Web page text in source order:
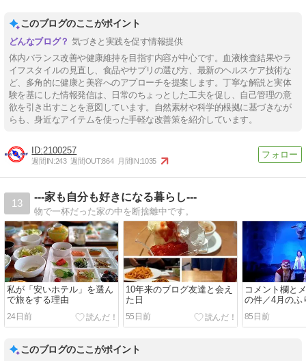
このブログのここがポイント
気づきと実践を促す情報提供
体内バランス改善や健康維持を目指す内容が中心です。血液検査結果やラ
イフスタイルの見直し、食品やサプリの選び方、最新のヘルスケア技術な
ど、多角的に健康と美容へのアプローチを提案します。丁寧な解説と実体
験を基にした情報発信は、日常のちょっとした工夫を促し、自己管理の意
欲を引き出すことを意図しています。自然素材や科学的根拠に基づきなが
らも、身近なアイテムを使った手軽な改善策を紹介しています。
2100257
週間IN:243 週間OUT:864 月間IN:1035
13
---家も自分も好きになる暮らし---
物で一杯だった家の中を断捨離中です。
私が「安いホテル」を選ん
で旅をする理由
24日前
10年来のブログ友達と会え
た日
55日前
コメント欄と
の件／4月のふ
85日前
このブログのここがポイント